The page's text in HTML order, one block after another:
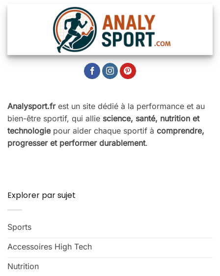
Analysport.frest un site dédié à la performance et au
bien-être sportif, qui allie science, santé, nutrition et
technologiepour aider chaque sportif à comprendre,
progresser et performer durablement.
Explorer par sujet
Sports
Accessoires High Tech
Nutrition